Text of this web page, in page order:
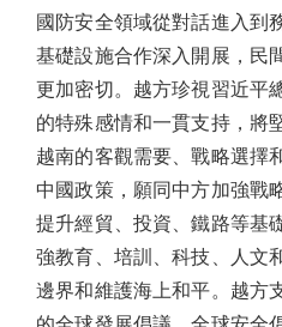
國防安全領域從對話進入到
基礎設施合作深入開展，民
更加密切。越方珍視習近平
的特殊感情和一貫支持，將
越南的客觀需要、戰略選擇
中國政策，願同中方加強戰
提升經貿、投資、鐵路等基
強教育、培訓、科技、人文
邊界和維護海上和平。越方